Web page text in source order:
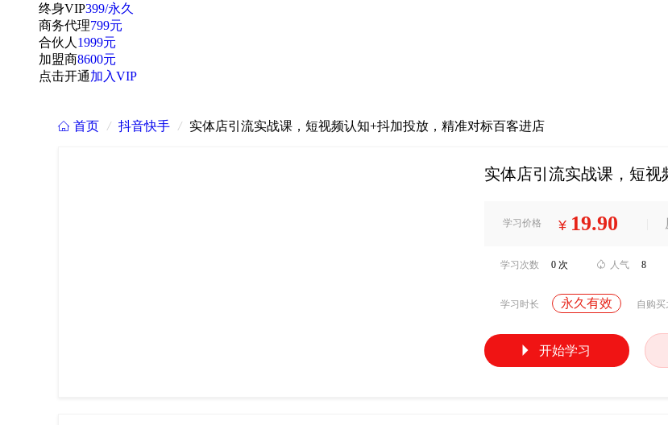
终身VIP399/永久
商务代理799元
合伙人 1999元
加盟商8600元
点击开通加入VIP
 首页 / 抖音快手 / 实体店引流实战课，短视频认知+抖加投放，精准对标百客进店
实体店引流实战课，短
学习价格 ¥ 19.90
学习次数 0 次  人气 8
学习时长 永久有效 自购
 开始学习